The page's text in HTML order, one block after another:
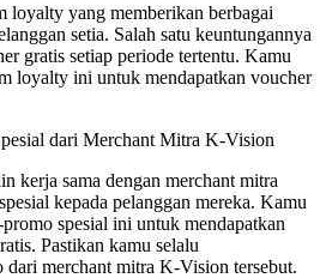
yang memberikan berbagai
setia. Salah satu keuntungannya
gratis setiap periode tertentu. Kamu
loyalty ini untuk mendapatkan voucher
dari Merchant Mitra K-Vision
kerja sama dengan merchant mitra
kepada pelanggan mereka. Kamu
spesial ini untuk mendapatkan
Pastikan kamu selalu
merchant mitra K-Vision tersebut.